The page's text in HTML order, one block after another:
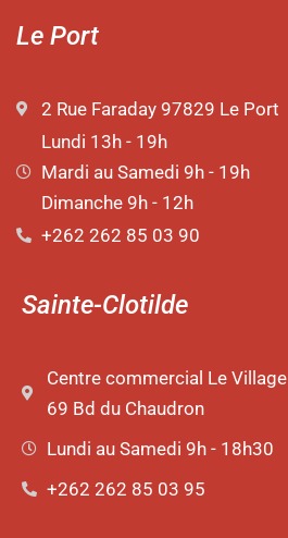
Le Port
2 Rue Faraday 97829 Le Port
Lundi 13h - 19h
Mardi au Samedi 9h - 19h
Dimanche 9h - 12h
+262 262 85 03 90
Sainte-Clotilde
Centre commercial Le Village
69 Bd du Chaudron
Lundi au Samedi 9h - 18h30
+262 262 85 03 95